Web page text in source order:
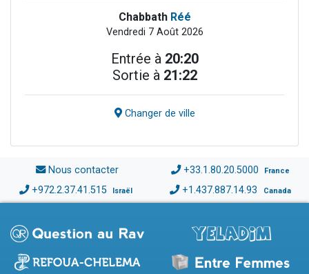
Chabbath Réé
Vendredi 7 Août 2026
Entrée à 20:20
Sortie à 21:22
Changer de ville
Nous contacter +33.1.80.20.5000 France
+972.2.37.41.515 Israël +1.437.887.14.93 Canada